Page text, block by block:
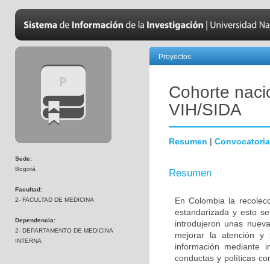
Sede:
Bogotá
Facultad:
2- FACULTAD DE MEDICINA
Dependencia:
2- DEPARTAMENTO DE MEDICINA
INTERNA
Proyectos
Cohorte
VIH/SIDA
Resumen | Convocatoria
Resumen
En Colombia la
estandarizada y esto
introdujeron unas
mejorar la atención y
información mediante
conductas y políticas